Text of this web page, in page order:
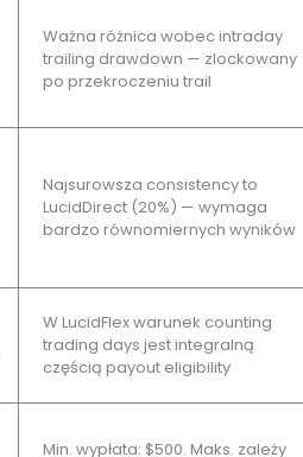
Ważna różnica wobec intraday
trailing drawdown — zlockowany
po przekroczeniu trail
Najsurowsza consistency to
LucidDirect (20%) — wymaga
bardzo równomiernych wyników
W LucidFlex warunek counting
trading days jest integralną
częścią payout eligibility
Min. wypłata: $500. Maks. zależy